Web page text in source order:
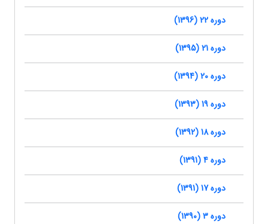
دوره 22 (1396)
دوره 21 (1395)
دوره 20 (1394)
دوره 19 (1393)
دوره 18 (1392)
دوره 4 (1391)
دوره 17 (1391)
دوره 3 (1390)